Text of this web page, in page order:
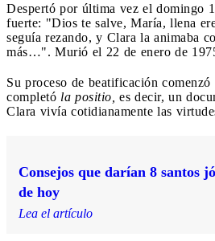
Despertó por última vez el domingo
fuerte: "Dios te salve, María, llena
seguía rezando, y Clara la animaba
más…". Murió el 22 de enero de
Su proceso de beatificación
completó la positio, es decir, un
Clara vivía cotidianamente las
Consejos que darían 8 santos
de hoy
Lea el artículo